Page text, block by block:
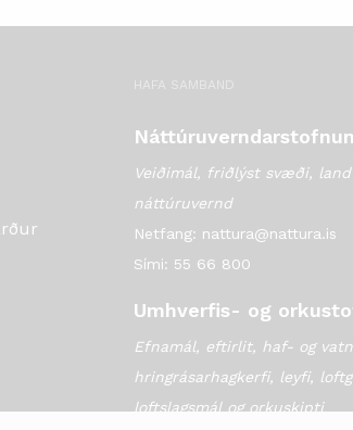
HAFA SAMBAND
Náttúruverndarstofnun
Veiðimál, friðlýst svæði,
náttúruvernd
Netfang: nattura@nattura.is
Sími: 55 66 800
Umhverfis- og
Efnamál, eftirlit, haf- og
hringrásarhagkerfi, leyfi,
loftslagsmál og orkuskipti